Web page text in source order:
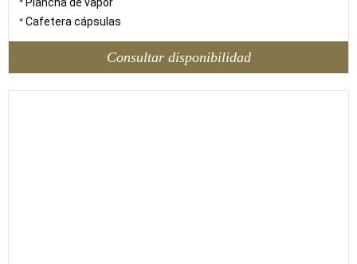
Cafetera cápsulas
Consultar disponibilidad